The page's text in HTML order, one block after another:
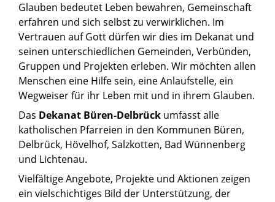
Glauben bedeutet Leben bewahren, Gemeinschaft
erfahren und sich selbst zu verwirklichen. Im
Vertrauen auf Gott dürfen wir dies im Dekanat und
seinen unterschiedlichen Gemeinden, Verbünden,
Gruppen und Projekten erleben. Wir möchten allen
Menschen eine Hilfe sein, eine Anlaufstelle, ein
Wegweiser für ihr Leben mit und in ihrem Glauben.
Das Dekanat Büren-Delbrück umfasst alle
katholischen Pfarreien in den Kommunen Büren,
Delbrück, Hövelhof, Salzkotten, Bad Wünnenberg
und Lichtenau.
Vielfältige Angebote, Projekte und Aktionen zeigen
ein vielschichtiges Bild der Unterstützung, der